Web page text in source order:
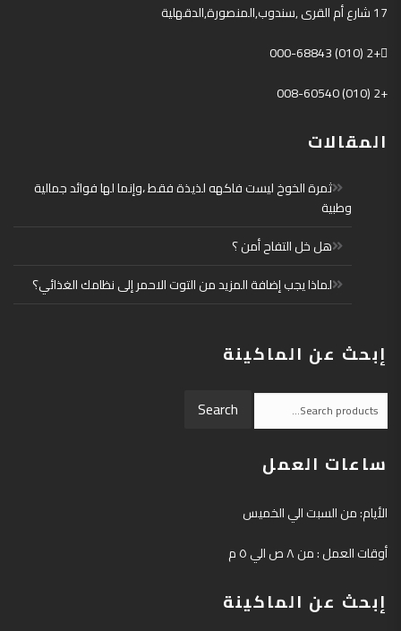
17شارع أم القرى,سندوب,المنصورة,الدقهلية
+2 (010) 000-68843
+2 (010) 008-60540
المقالات
ثمرة الخوخ ليست فاكهه لذيذة فقط ،وإنما لها فوائد جمالية
وطبية
هل خل التفاح أمن ؟
لماذا يجب إضافة المزيد من التوت الاحمر إلى نظامك الغذائي؟
إبحث عن الماكينة
Search
for:
Search
ساعات العمل
الأيام: من السبت الي الخميس
أوقات العمل : من ٨ ص الي ٥ م
إبحث عن الماكينة